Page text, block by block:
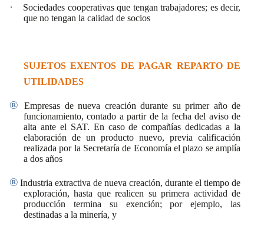
·
Sociedades cooperativas que tengan trabajadores; es decir,
que no tengan la calidad de socios
SUJETOS EXENTOS DE PAGAR REPARTO DE
UTILIDADES
®
Empresas de nueva creación durante su primer año de
funcionamiento, contado a partir de la fecha del aviso de
alta ante el SAT. En caso de compañías dedicadas a la
elaboración de un producto nuevo, previa calificación
realizada por la Secretaría de Economía el plazo se amplía
a dos años
® Industria extractiva de nueva creación, durante el tiempo de
exploración, hasta que realicen su primera actividad de
producción termina su exención; por ejemplo, las
destinadas a la minería, y